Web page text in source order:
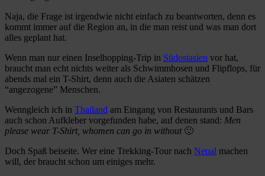
Naja, die Frage ist irgendwie nicht einfach zu beantworten, denn es
kommt immer auf die Region an, in die man reist und was man dort
alles geplant hat.
Wenn man nur einen Inselhopping-Trip in Südostasien vor hat,
braucht man echt nichts weiter als Schwimmhosen und Flipflops, für
abends mal ein T-Shirt, denn auch die Asiaten schätzen
“angezogene” Menschen.
Wenngleich ich in Thailand am Eingang von Restaurants und Bars
auch schon Aufkleber vorgefunden habe, auf denen stand: Men
please wear T-Shirt, whomen can go in without🙂
Doch Spaß beiseite. Wer eine Trekking-Tour nach Nepal machen
will, der braucht schon um einiges mehr.